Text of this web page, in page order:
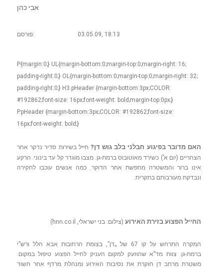
אבי כהן
פורסם: 03.05.09, 18:13
P{margin:0;} UL{margin-bottom:0;margin-top:0;margin-right: 16;
padding-right:0;} OL{margin-bottom:0;margin-top:0;margin-right: 32;
padding-right:0;} H3.pHeader {margin-bottom:3px;COLOR:
#192862;font-size: 16px;font-weight: bold;margin-top:0px;}
P.pHeader {margin-bottom:3px;COLOR: #192862;font-size:
16px;font-weight: bold;}
האם מדובר בפיגוע חבלני בלב גוש דן? חייל בשירות סדיר נדקר אחר
הצהריים (יום א’) כשירד מאוטובוס ברמת-גן. מצבו מוגדר קל עד בינוני. הרקע
אינו ברור והמשטרה מחפשת אחר הדוקר. כמה אנשים עוכבו לחקירה
ונבדקת מעורבותם בתקרית.
החייל הפצוע בזירת האירוע (צילום: בני ישראלי, hnn.co.il)
המקרה התרחש על קו 67 של „דן”, בצומת הרחובות אבא הלל ורש”י
ברמת-גן. צוות מד”א שהוזעק למקום העניק לחייל הפצוע טיפול במקום.
משטרת מרחב דן חוקרת את נסיבות האירוע ומנהלת מרדף אחר חשוד